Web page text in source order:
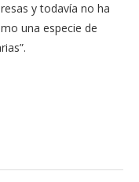
y todavía no ha
una especie de